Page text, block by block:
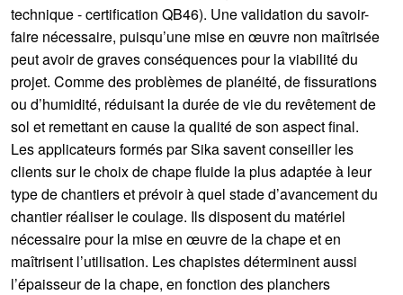
technique - certification QB46). Une validation du savoir-
faire nécessaire, puisqu’une mise en œuvre non maîtrisée
peut avoir de graves conséquences pour la viabilité du
projet. Comme des problèmes de planéité, de fissurations
ou d’humidité, réduisant la durée de vie du revêtement de
sol et remettant en cause la qualité de son aspect final.
Les applicateurs formés par Sika savent conseiller les
clients sur le choix de chape fluide la plus adaptée à leur
type de chantiers et prévoir à quel stade d’avancement du
chantier réaliser le coulage. Ils disposent du matériel
nécessaire pour la mise en œuvre de la chape et en
maîtrisent l’utilisation. Les chapistes déterminent aussi
l’épaisseur de la chape, en fonction des planchers